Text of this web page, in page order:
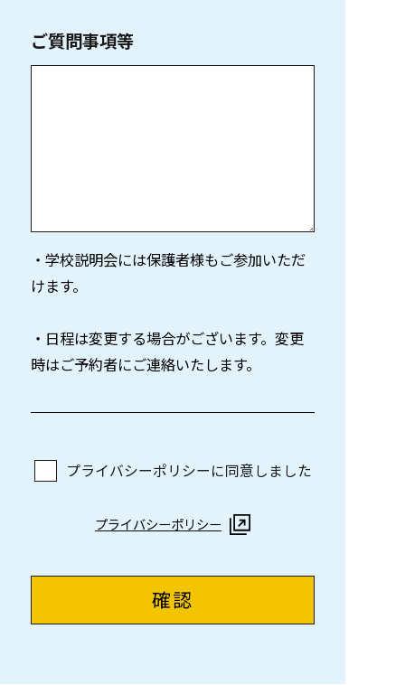
ご質問事項等
・学校説明会には保護者様もご参加いただ
けます。
・日程は変更する場合がございます。変更
時はご予約者にご連絡いたします。
プライバシーポリシーに同意しました
プライバシーポリシー